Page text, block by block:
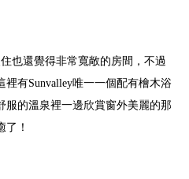
也還覺得非常寬敞的房間，不過
有Sunvalley唯一一個配有檜木浴
服的溫泉裡一邊欣賞窗外美麗的那
了！